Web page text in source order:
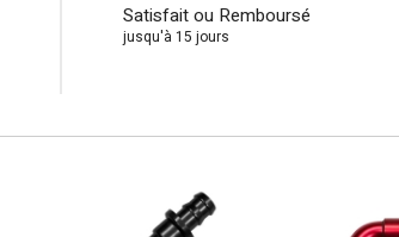
Satisfait ou Remboursé
jusqu'à 15 jours